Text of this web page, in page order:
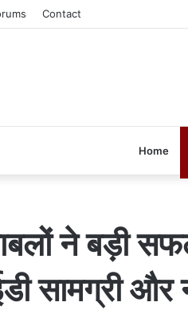
Contact
Home
ने बड़ी
सामग्री और